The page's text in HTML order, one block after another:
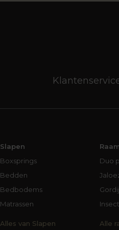
Slapen
Boxsprings
Bedden
Bedbodems
Matrassen
Alles van Slapen
Duo
Alle